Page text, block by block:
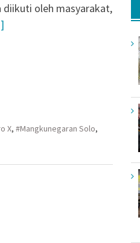
diikuti oleh masyarakat,
X, #Mangkunegaran Solo,